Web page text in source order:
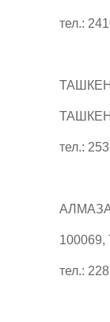
тел.:
тел.:
тел.: